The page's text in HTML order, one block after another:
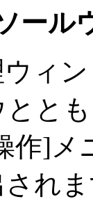
ール
ィ
とと
作]メ
され